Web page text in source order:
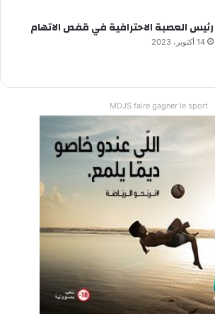
رئيس العصبة الاحترافية في قفص الاتهام
14 أكتوبر، 2023
MDJS faire gagner le sport